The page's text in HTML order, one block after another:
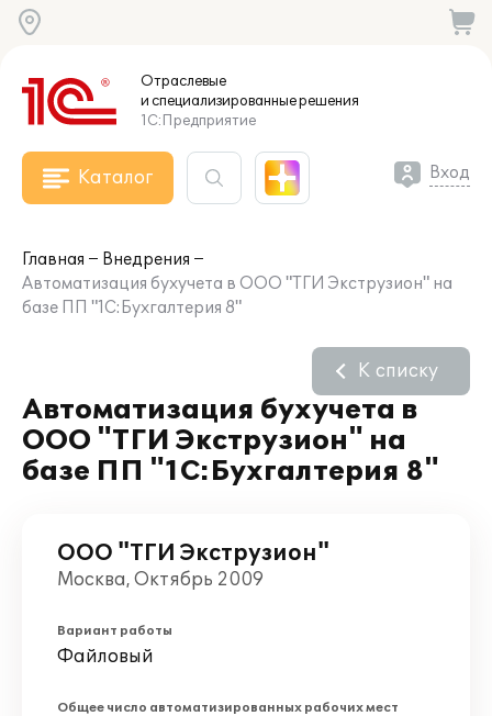
Отраслевые
и специализированныерешения
1С:Предприятие
Каталог Вход
Главная
Внедрения
Автоматизация бухучета в ООО "ТГИ Экструзион" на
базе ПП "1С:Бухгалтерия 8"
Автоматизация бухучета в
ООО "ТГИ Экструзион" на
базе ПП "1С:Бухгалтерия 8"
К списку
ООО "ТГИ Экструзион"
Москва, Октябрь 2009
Вариант работы
Файловый
Общее число автоматизированных рабочих мест